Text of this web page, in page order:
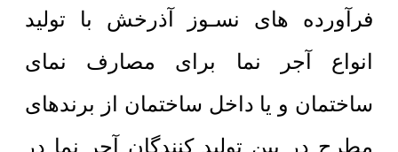
فرآورده های نسـوز آذرخش با تولید
انواع آجر نما برای مصارف نمای
ساختمان و یا داخل ساختمان از برندهای
مطرح در بین تولید کنندگان آجر نما در